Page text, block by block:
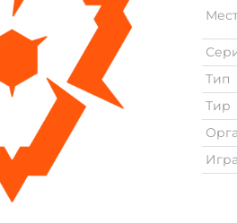
Тип
Тир
Игра